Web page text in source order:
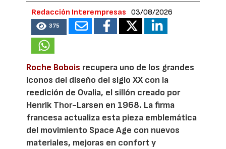
Redacción Interempresas 03/08/2026
375
Roche Bobois recupera uno de los grandes
iconos del diseño del siglo XX con la
reedición de Ovalia, el sillón creado por
Henrik Thor-Larsen en 1968. La firma
francesa actualiza esta pieza emblemática
del movimiento Space Age con nuevos
materiales, mejoras en confort y